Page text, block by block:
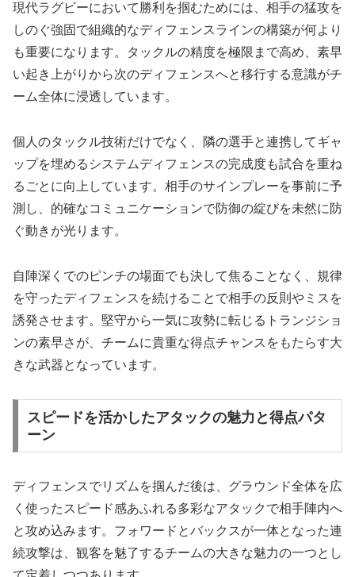
現代ラグビーにおいて勝利を掴むためには、相手の猛攻を
しのぐ強固で組織的なディフェンスラインの構築が何より
も重要になります。タックルの精度を極限まで高め、素早
い起き上がりから次のディフェンスへと移行する意識がチ
ーム全体に浸透しています。
個人のタックル技術だけでなく、隣の選手と連携してギャ
ップを埋めるシステムディフェンスの完成度も試合を重ね
るごとに向上しています。相手のサインプレーを事前に予
測し、的確なコミュニケーションで防御の綻びを未然に防
ぐ動きが光ります。
自陣深くでのピンチの場面でも決して焦ることなく、規律
を守ったディフェンスを続けることで相手の反則やミスを
誘発させます。堅守から一気に攻勢に転じるトランジショ
ンの素早さが、チームに貴重な得点チャンスをもたらす大
きな武器となっています。
スピードを活かしたアタックの魅力と得点パタ
ーン
ディフェンスでリズムを掴んだ後は、グラウンド全体を広
く使ったスピード感あふれる多彩なアタックで相手陣内へ
と攻め込みます。フォワードとバックスが一体となった連
続攻撃は、観客を魅了するチームの大きな魅力の一つとし